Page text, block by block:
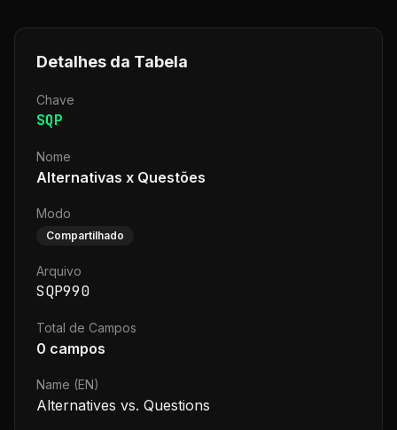
Detalhes da Tabela
Chave
SQP
Nome
Alternativas x Questões
Modo
Compartilhado
Arquivo
SQP990
Total de Campos
0 campos
Name (EN)
Alternatives vs. Questions